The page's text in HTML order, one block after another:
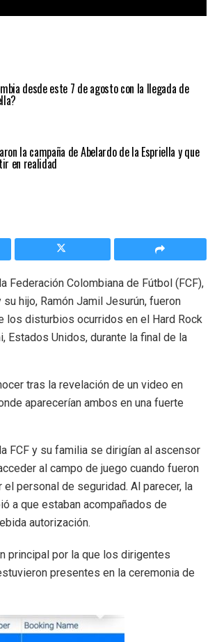
desde este 7 de agosto con la llegada de
la campaña de Abelardo de la Espriella y que
en realidad
Federación Colombiana de Fútbol (FCF),
su hijo, Ramón Jamil Jesurún, fueron
los disturbios ocurridos en el Hard Rock
Estados Unidos, durante la final de la
tras la revelación de un video en
aparecerían ambos en una fuerte
FCF y su familia se dirigían al ascensor
al campo de juego cuando fueron
personal de seguridad. Al parecer, la
a que estaban acompañados de
autorización.
principal por la que los dirigentes
presentes en la ceremonia de